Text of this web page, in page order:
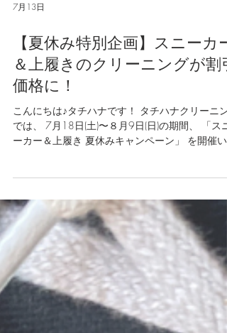
【夏休み特別企画】スニーカー
価格に！
こんにちは♪タチハナです！ タチハナクリーニング
では、 7月18日(土)〜８月9日(日)の期間、 「スニ
ーカー＆上履き 夏休みキャンペーン」 を開催い
します。 キャンペーン期間中は、 スニーカーや上
履きを通常価格 １足 720円のところ、 なんと半
以上お得な割引価格 １足 300円で クリーニング
せていただきます。 夏休みもいよいよ間近に迫
り、 「上履き洗いが大変！」という方も、 お子
の通学用スニーカーを新学期に合わせて 「綺麗に